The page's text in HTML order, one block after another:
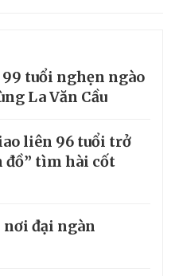
tuổi nghẹn ngào
La Văn Cầu
liên 96 tuổi trở
đồ” tìm hài cốt
nơi đại ngàn